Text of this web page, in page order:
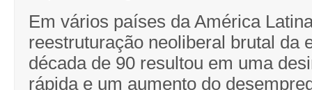
Em vários países da América
reestruturação neoliberal brutal da
década de 90 resultou em uma
rápida e um aumento do